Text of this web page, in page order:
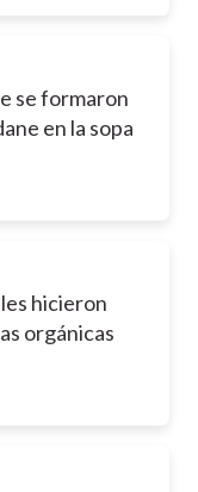
se formaron
en la sopa
hicieron
orgánicas